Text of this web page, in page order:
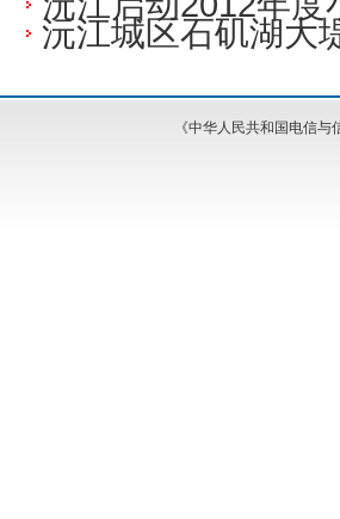
沅江城区石矶湖大
《中华人民共和国电信